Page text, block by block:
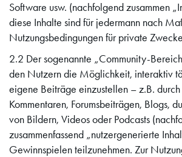
Software usw. (nachfolgend zusammen
diese Inhalte sind für jedermann nach
Nutzungsbedingungen für private
2.2 Der sogenannte „Community-
den Nutzern die Möglichkeit, interaktiv
eigene Beiträge einzustellen – z.B. durch
Kommentaren, Forumsbeiträgen, Blogs,
von Bildern, Videos oder Podcasts
zusammenfassend „nutzergenerierte
Gewinnspielen teilzunehmen. Zur